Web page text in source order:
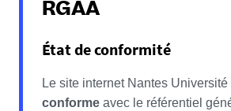
RGAA
État de conformité
Le site internet Nantes Université
conforme avec le référentiel